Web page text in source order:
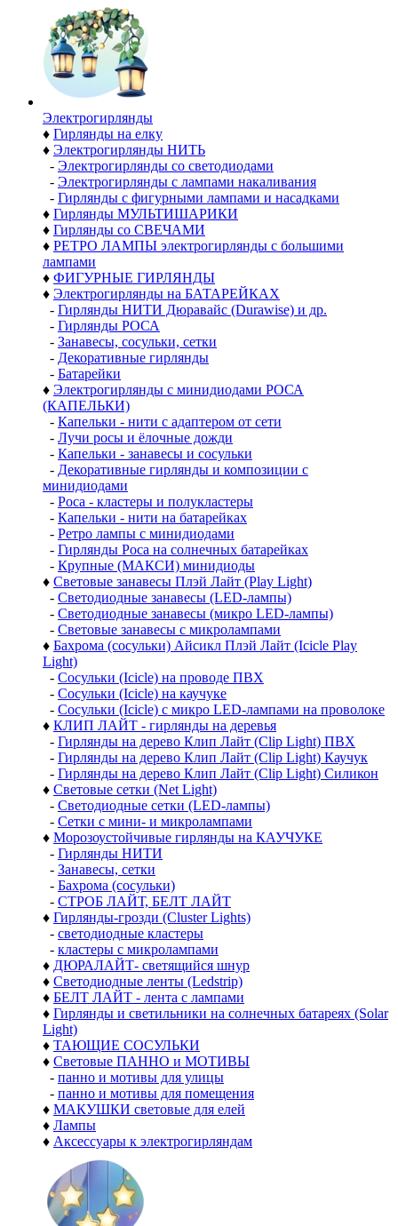
Электро­гирлянды
♦ Гирлянды на елку
♦ Электрогирлянды НИТЬ
- Электрогирлянды со светодиодами
- Электрогирлянды с лампами накаливания
- Гирлянды с фигурными лампами и насадками
♦ Гирлянды МУЛЬТИШАРИКИ
♦ Гирлянды со СВЕЧАМИ
♦ РЕТРО ЛАМПЫ электрогирлянды с большими
лампами
♦ ФИГУРНЫЕ ГИРЛЯНДЫ
♦ Электрогирлянды на БАТАРЕЙКАХ
- Гирлянды НИТИ Дюравайс (Durawise) и др.
- Гирлянды РОСА
- Занавесы, сосульки, сетки
- Декоративные гирлянды
- Батарейки
♦ Электрогирлянды с минидиодами РОСА
(КАПЕЛЬКИ)
- Капельки - нити с адаптером от сети
- Лучи росы и ёлочные дожди
- Капельки - занавесы и сосульки
- Декоративные гирлянды и композиции с
минидиодами
- Роса - кластеры и полукластеры
- Капельки - нити на батарейках
- Ретро лампы с минидиодами
- Гирлянды Роса на солнечных батарейках
- Крупные (МАКСИ) минидиоды
♦ Световые занавесы Плэй Лайт (Play Light)
- Светодиодные занавесы (LED-лампы)
- Светодиодные занавесы (микро LED-лампы)
- Световые занавесы с микролампами
♦ Бахрома (сосульки) Айсикл Плэй Лайт (Icicle Play
Light)
- Сосульки (Icicle) на проводе ПВХ
- Сосульки (Icicle) на каучуке
- Сосульки (Icicle) с микро LED-лампами на проволоке
♦ КЛИП ЛАЙТ - гирлянды на деревья
- Гирлянды на дерево Клип Лайт (Clip Light) ПВХ
- Гирлянды на дерево Клип Лайт (Clip Light) Каучук
- Гирлянды на дерево Клип Лайт (Clip Light) Силикон
♦ Световые сетки (Net Light)
- Светодиодные сетки (LED-лампы)
- Сетки с мини- и микролампами
♦ Морозоустойчивые гирлянды на КАУЧУКЕ
- Гирлянды НИТИ
- Занавесы, сетки
- Бахрома (сосульки)
- СТРОБ ЛАЙТ, БЕЛТ ЛАЙТ
♦ Гирлянды-грозди (Cluster Lights)
- светодиодные кластеры
- кластеры с микролампами
♦ ДЮРАЛАЙТ- светящийся шнур
♦ Светодиодные ленты (Ledstrip)
♦ БЕЛТ ЛАЙТ - лента с лампами
♦ Гирлянды и светильники на солнечных батареях (Solar
Light)
♦ ТАЮЩИЕ СОСУЛЬКИ
♦ Световые ПАННО и МОТИВЫ
- панно и мотивы для улицы
- панно и мотивы для помещения
♦ МАКУШКИ световые для елей
♦ Лампы
♦ Аксессуары к электрогирляндам